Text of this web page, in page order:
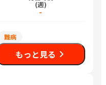
(週)
-
難病
もっと見る